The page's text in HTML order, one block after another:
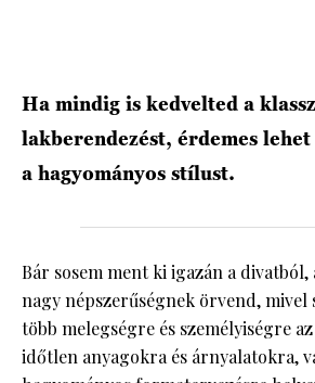
Ha mindig is kedvelted a
lakberendezést, érdemes
a hagyományos stílust.
Bár sosem ment ki igazán a
nagy népszerűségnek örvend, mivel
több melegségre és személyiségre
időtlen anyagokra és árnyalatokra,